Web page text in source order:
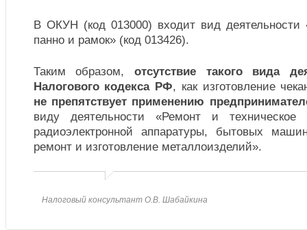
В ОКУН (код 013000) входит вид деятельности
панно и рамок» (код 013426).
Таким образом, отсутствие такого вида
Налогового кодекса РФ, как изготовление
не препятствует применению
виду деятельности «Ремонт и техническое
радиоэлектронной аппаратуры, бытовых
ремонт и изготовление металлоизделий».
Налоговый консультант О.В. Шабайкина